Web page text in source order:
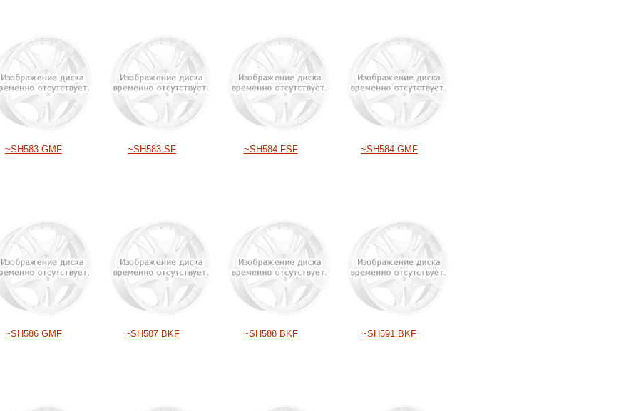
~SH583 GMF ~SH583 SF ~SH584 FSF ~SH584 GMF
~SH586 GMF ~SH587 BKF ~SH588 BKF ~SH591 BKF